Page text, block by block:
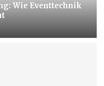
Wie Eventtechnik